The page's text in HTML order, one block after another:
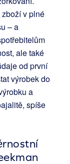
v plné
– a
ale také
od první
výrobek do
a
spíše